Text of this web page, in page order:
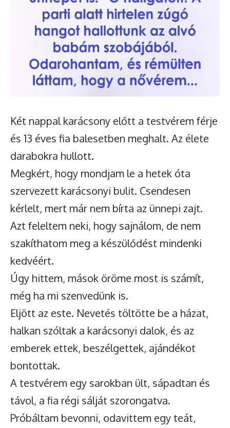
Két nappal karácsony előtt a testvérem férje
és 13 éves fia balesetben meghalt. Az élete
darabokra hullott.
Megkért, hogy mondjam le a hetek óta
szervezett karácsonyi bulit. Csendesen
kérlelt, mert már nem bírta az ünnepi zajt.
Azt feleltem neki, hogy sajnálom, de nem
szakíthatom meg a készülődést mindenki
kedvéért.
Úgy hittem, mások öröme most is számít,
még ha mi szenvedünk is.
Eljött az este. Nevetés töltötte be a házat,
halkan szóltak a karácsonyi dalok, és az
emberek ettek, beszélgettek, ajándékot
bontottak.
A testvérem egy sarokban ült, sápadtan és
távol, a fia régi sálját szorongatva.
Próbáltam bevonni, odavittem egy teát,